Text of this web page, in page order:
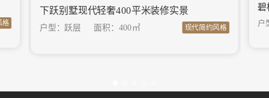
下跃别墅现代轻奢400平米装修实景
户型：跃层 面积： 400㎡ 现代简约风格
碧
户
格